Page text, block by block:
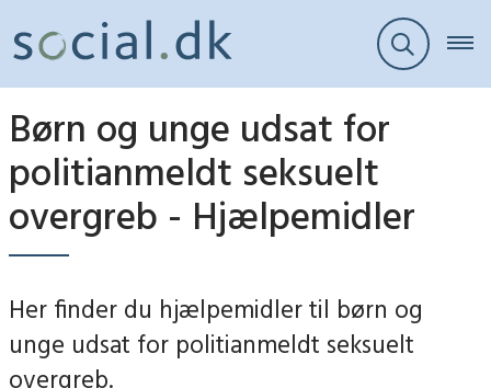
Børn og unge udsat for
politianmeldt seksuelt
overgreb - Hjælpemidler
Her finder du hjælpemidler til børn og
unge udsat for politianmeldt seksuelt
overgreb.